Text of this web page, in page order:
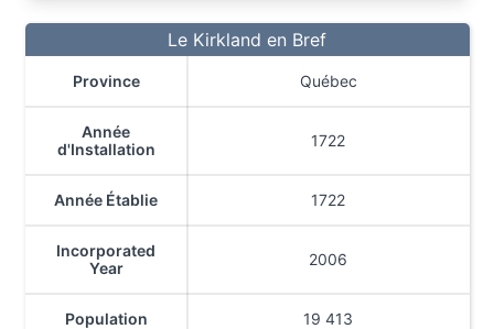
Le Kirkland en Bref
Province Québec
Année
d'Installation
1722
Année Établie 1722
Incorporated
Year
2006
Population 19 413